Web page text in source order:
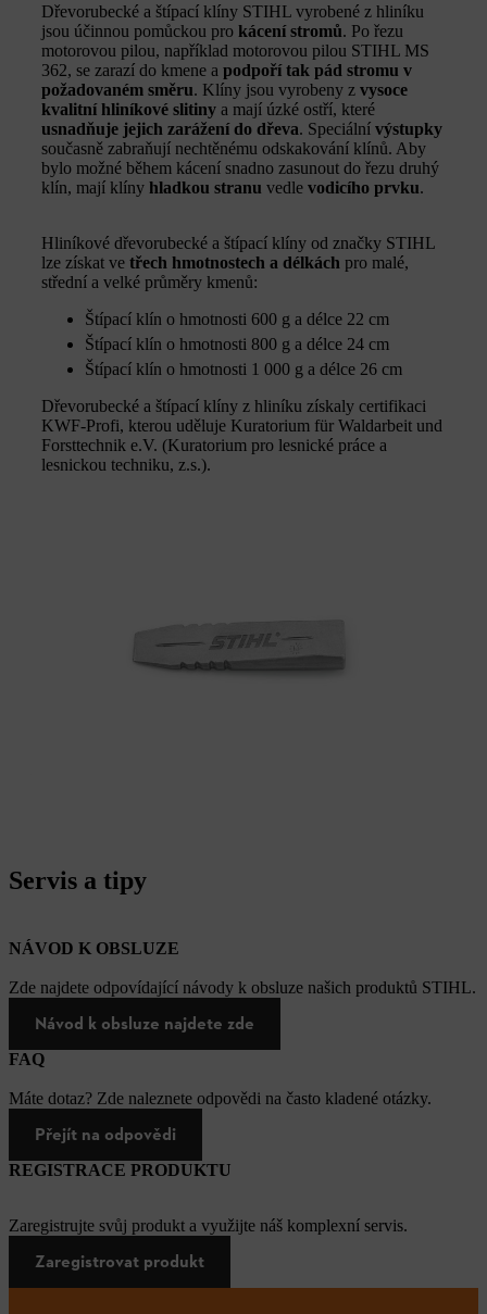
Dřevorubecké a štípací klíny STIHL vyrobené z hliníku
jsou účinnou pomůckou pro kácení stromů. Po řezu
motorovou pilou, například motorovou pilou STIHL MS
362, se zarazí do kmene a podpoří tak pád stromu v
požadovaném směru. Klíny jsou vyrobeny z vysoce
kvalitní hliníkové slitiny a mají úzké ostří, které
usnadňuje jejich zarážení do dřeva. Speciální výstupky
současně zabraňují nechtěnému odskakování klínů. Aby
bylo možné během kácení snadno zasunout do řezu druhý
klín, mají klíny hladkou stranu vedle vodicího prvku.
Hliníkové dřevorubecké a štípací klíny od značky STIHL
lze získat ve třech hmotnostech a délkách pro malé,
střední a velké průměry kmenů:
Štípací klín o hmotnosti 600 g a délce 22 cm
Štípací klín o hmotnosti 800 g a délce 24 cm
Štípací klín o hmotnosti 1 000 g a délce 26 cm
Dřevorubecké a štípací klíny z hliníku získaly certifikaci
KWF-Profi, kterou uděluje Kuratorium für Waldarbeit und
Forsttechnik e.V. (Kuratorium pro lesnické práce a
lesnickou techniku, z.s.).
Servis a tipy
NÁVOD K OBSLUZE
Zde najdete odpovídající návody k obsluze našich produktů STIHL.
Návod k obsluze najdete zde
FAQ
Máte dotaz? Zde naleznete odpovědi na často kladené otázky.
Přejít na odpovědi
REGISTRACE PRODUKTU
Zaregistrujte svůj produkt a využijte náš komplexní servis.
Zaregistrovat produkt